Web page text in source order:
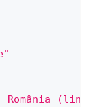
România